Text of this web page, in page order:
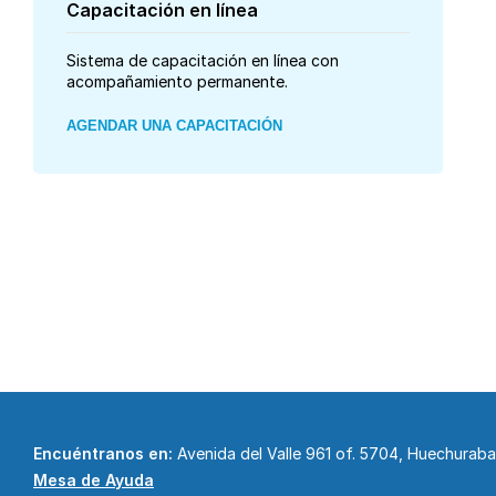
Capacitación en línea
Sistema de capacitación en línea con
acompañamiento permanente.
AGENDAR UNA CAPACITACIÓN
Encuéntranos en: Avenida del Valle 961 of. 5704,
Mesa de Ayuda